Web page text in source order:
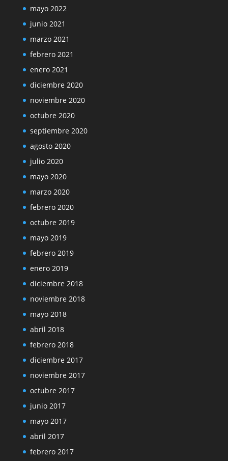
mayo 2022
junio 2021
marzo 2021
febrero 2021
enero 2021
diciembre 2020
noviembre 2020
octubre 2020
septiembre 2020
agosto 2020
julio 2020
mayo 2020
marzo 2020
febrero 2020
octubre 2019
mayo 2019
febrero 2019
enero 2019
diciembre 2018
noviembre 2018
mayo 2018
abril 2018
febrero 2018
diciembre 2017
noviembre 2017
octubre 2017
junio 2017
mayo 2017
abril 2017
febrero 2017